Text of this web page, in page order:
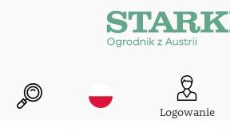
Logowanie